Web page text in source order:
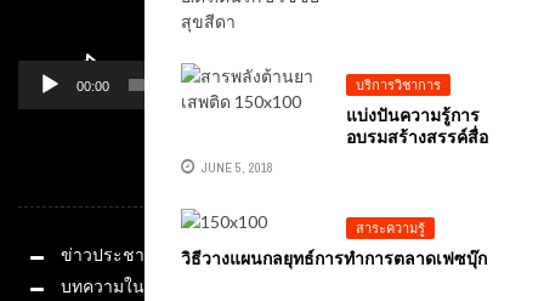
บริการวิชาการ
แบ่งปันความรู้การ
อบรมสร้างสรรค์สื่อ
JUNE 5, 2018
สาระความรู้
วิธีวางแผนกลยุทธ์การทำการตลาดเฟซบุ๊ก
00:00 01:14
หมวดหมู่
ข่าวประชาสัมพันธ์
บทความในสื่อ